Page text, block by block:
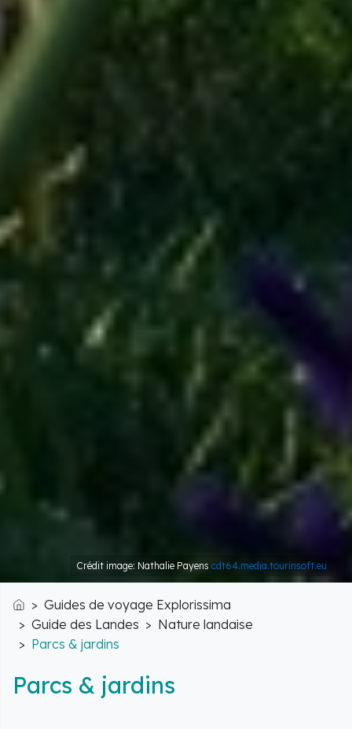
Crédit image: Nathalie Payens cdt64.media.tourinsoft.eu
Accueil
Guides de voyage Explorissima
Guide des Landes
Nature landaise
Parcs & jardins
Parcs & jardins